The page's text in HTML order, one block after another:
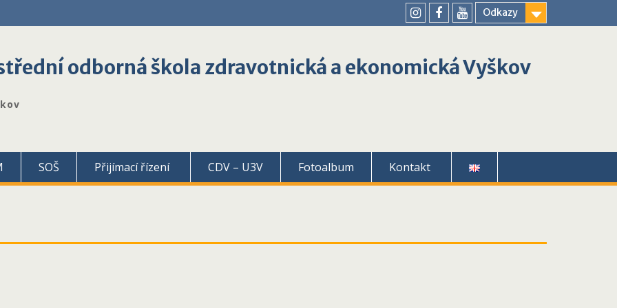
Odkazy
youtube
odborná škola zdravotnická a ekonomická Vyškov
SOŠ Přijímací řízení CDV – U3V Fotoalbum Kontakt